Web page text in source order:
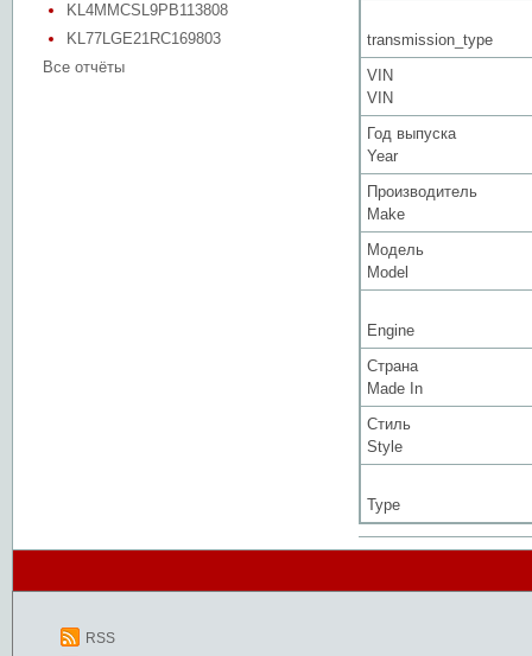
KL4MMCSL9PB113808
KL77LGE21RC169803
Все отчёты
transmission_type
VIN
VIN
Год выпуска
Year
Производитель
Make
Модель
Model
Engine
Страна
Made In
Стиль
Style
Type
RSS